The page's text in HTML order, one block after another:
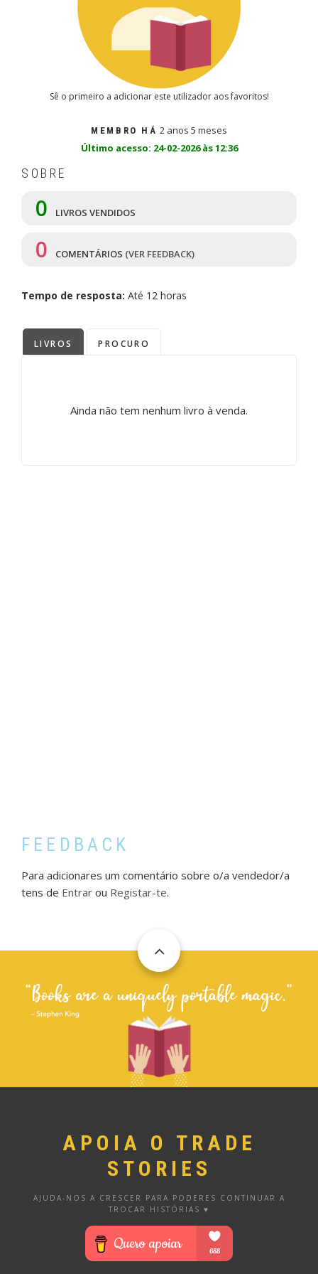
Sê o primeiro a adicionar este utilizador aos favoritos!
MEMBRO HÁ 2 anos 5 meses
Último acesso: 24-02-2026 às 12:36
SOBRE
0 LIVROS VENDIDOS
0 COMENTÁRIOS (VER FEEDBACK)
Tempo de resposta: Até 12 horas
LIVROS PROCURO
Ainda não tem nenhum livro à venda.
FEEDBACK
Para adicionares um comentário sobre o/a vendedor/a
tens de Entrar ou Registar-te.
APOIA O TRADE
STORIES
AJUDA-NOS A CRESCER PARA PODERES CONTINUAR A
TROCAR HISTÓRIAS ♥